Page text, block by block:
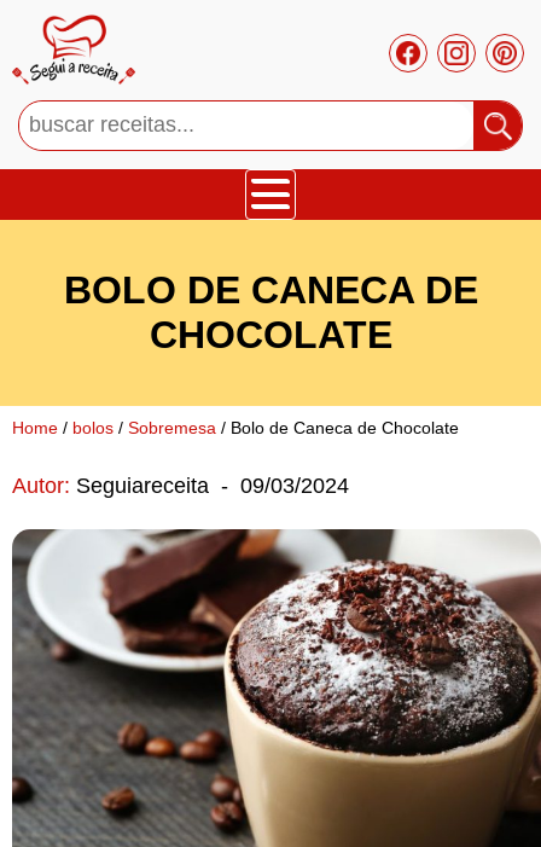
Cupcakes
Salgado
Pão
Salada
Almoço
Cocada
BOLO DE CANECA DE
CHOCOLATE
Home / bolos / Sobremesa / Bolo de Caneca de Chocolate
Autor: Seguiareceita - 09/03/2024